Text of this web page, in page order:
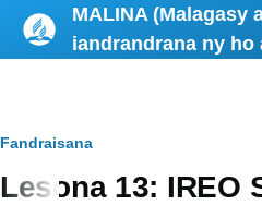
Skip to main content
MALINA (Malagasy
iandrandrana ny ho
Breadcrumb
Fandraisana
Lesona 13: IREO